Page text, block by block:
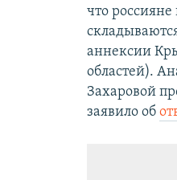
что
аннексии
областей).
Захаровой
заявило об